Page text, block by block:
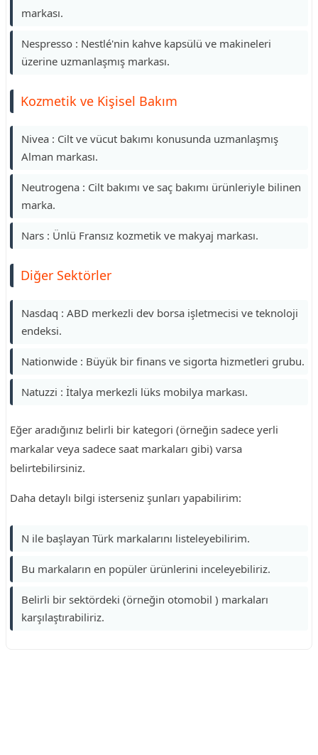
markası.
Nespresso : Nestlé'nin kahve kapsülü ve makineleri
üzerine uzmanlaşmış markası.
Kozmetik ve Kişisel Bakım
Nivea : Cilt ve vücut bakımı konusunda uzmanlaşmış
Alman markası.
Neutrogena : Cilt bakımı ve saç bakımı ürünleriyle bilinen
marka.
Nars : Ünlü Fransız kozmetik ve makyaj markası.
Diğer Sektörler
Nasdaq : ABD merkezli dev borsa işletmecisi ve teknoloji
endeksi.
Nationwide : Büyük bir finans ve sigorta hizmetleri grubu.
Natuzzi : İtalya merkezli lüks mobilya markası.
Eğer aradığınız belirli bir kategori (örneğin sadece yerli
markalar veya sadece saat markaları gibi) varsa
belirtebilirsiniz.
Daha detaylı bilgi isterseniz şunları yapabilirim:
N ile başlayan Türk markalarını listeleyebilirim.
Bu markaların en popüler ürünlerini inceleyebiliriz.
Belirli bir sektördeki (örneğin otomobil ) markaları
karşılaştırabiliriz.